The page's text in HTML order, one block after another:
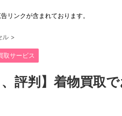
リンクが含まれております。
ル >
取サービス
評判】着物買取